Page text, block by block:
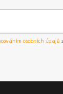
osobních údajů